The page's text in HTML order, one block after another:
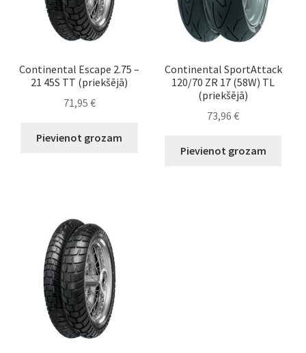
Continental Escape 2.75 –
21 45S TT (priekšējā)
71,95 €
Pievienot grozam
Continental SportAttack
120/70 ZR 17 (58W) TL
(priekšējā)
73,96€
Pievienot grozam